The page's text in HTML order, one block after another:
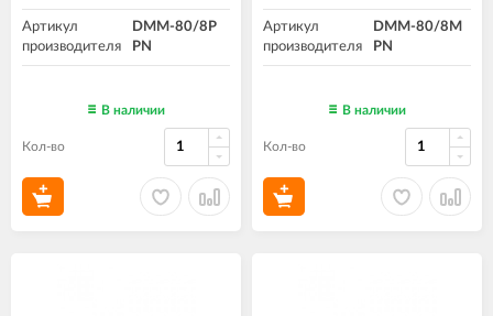
Артикул
производителя
DMM-80/8P
PN
В наличии
Кол-во
Артикул
производителя
DMM-80/8M
PN
В наличии
Кол-во